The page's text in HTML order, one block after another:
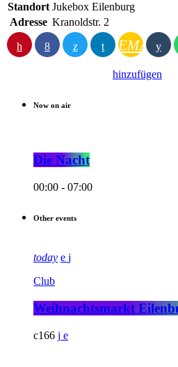
Standort Jukebox Eilenburg
Adresse Kranoldstr. 2
EMAIL
hinzufügen
Now on air
Die Nacht
00:00 - 07:00
Other events
today
Club
Weihnachtsmarkt
166